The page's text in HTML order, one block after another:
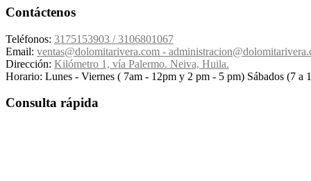
Contáctenos
Teléfonos: 3175153903 / 3106801067
Email: ventas@dolomitarivera.com -
Dirección: Kilómetro 1, vía Palermo. Neiva, Huila.
Horario: Lunes - Viernes ( 7am - 12pm y 2 pm - 5 pm) Sábados (7 a
Consulta rápida